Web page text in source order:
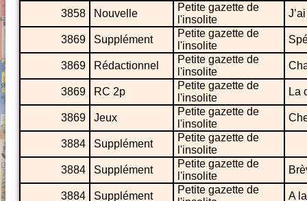
3858 Nouvelle
Petite gazette de
l'insolite
3869 Supplément
Petite gazette de
l'insolite
3869 Rédactionnel
Petite gazette de
l'insolite
3869 RC 2p
Petite gazette de
l'insolite
La
3869 Jeux
Petite gazette de
l'insolite
3884 Supplément
Petite gazette de
l'insolite
3884
Supplément
Petite gazette de
l'insolite
3884 Supplément
Petite gazette de
A